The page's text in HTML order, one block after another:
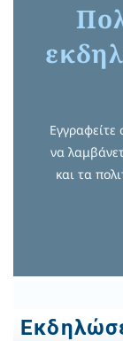
να
και τα